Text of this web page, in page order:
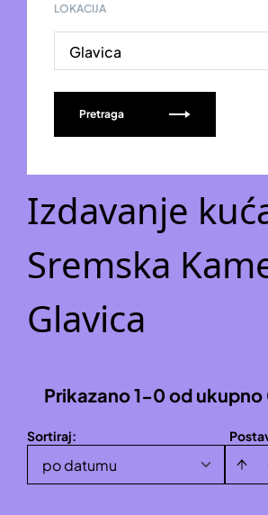
LOKACIJA
Glavica
Pretraga
Izdavanje
Sremska
Glavica
Prikazano 1-0 od
Sortiraj:
po datumu